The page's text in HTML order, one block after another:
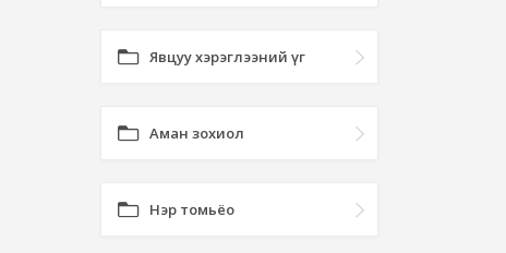
Явцуу хэрэглээний үг
Аман зохиол
Нэр томьёо